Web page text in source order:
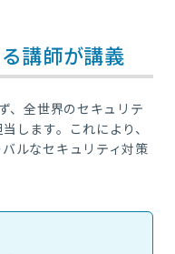
講師が講義
、全世界のセキュリテ
します。これにより、
ルなセキュリティ対策